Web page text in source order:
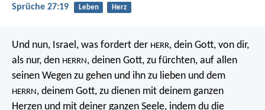
Sprüche 27:19 Leben Herz
Und nun, Israel, was fordert der HERR, dein Gott, von dir,
als nur, den HERRN, deinen Gott, zu fürchten, auf allen
seinen Wegen zu gehen und ihn zu lieben und dem
HERRN, deinem Gott, zu dienen mit deinem ganzen
Herzen und mit deiner ganzen Seele, indem du die